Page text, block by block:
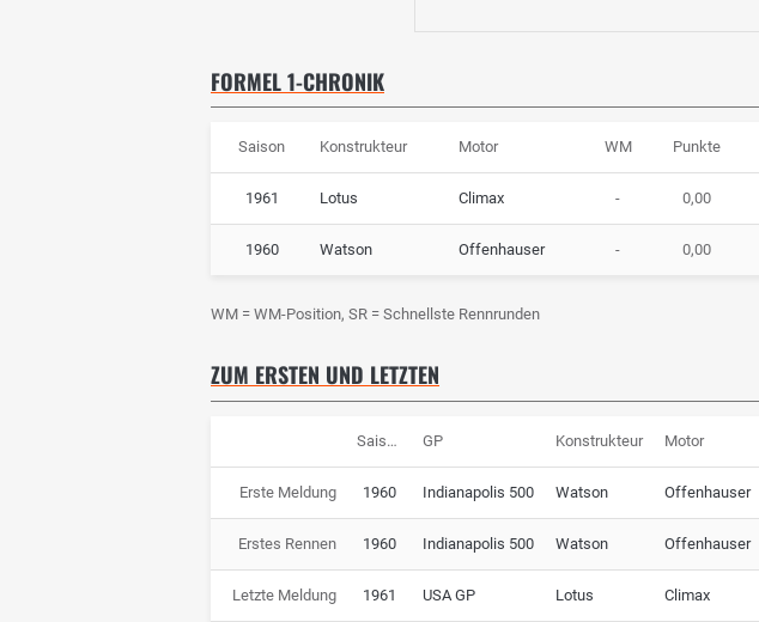
FORMEL 1-CHRONIK
Saison Konstrukteur Motor WM Punkte
1961 Lotus Climax - 0,00
1960 Watson Offenhauser - 0,00
WM = WM-Position, SR = Schnellste Rennrunden
ZUM ERSTEN UND LETZTEN
Saison GP Konstrukteur Motor
Erste Meldung 1960 Indianapolis 500 Watson Offenhauser
Erstes Rennen 1960 Indianapolis 500 Watson Offenhauser
Letzte Meldung 1961 USA GP Lotus Climax